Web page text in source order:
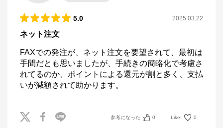
5.0 2025.03.22
ネット注文
FAXでの発注が、ネット注文を要望されて、最初は
手間だとも思いましたが、手続きの簡略化で考慮さ
れてるのか、ポイントによる還元が割と多く、支払
いが減額されて助かります。
参考になった 0 Like! 0